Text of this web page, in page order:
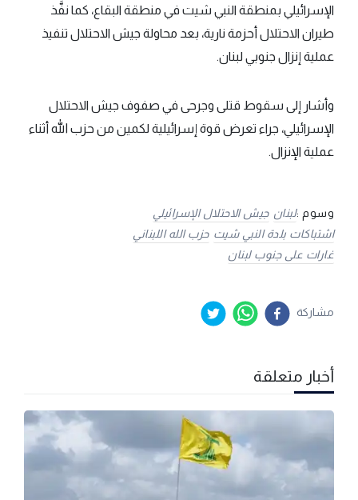
الإسرائيلي بمنطقة النبي شيت في منطقة البقاع، كما نفَّذ
طيران الاحتلال أحزمة نارية، بعد محاولة جيش الاحتلال تنفيذ
عملية إنزال جنوبي لبنان.
وأشار إلى سقوط قتلى وجرحى في صفوف جيش الاحتلال
الإسرائيلي، جراء تعرض قوة إسرائيلية لكمين من حزب الله أثناء
عملية الإنزال.
وسوم :لبنان جيش الاحتلال الإسرائيلي
اشتباكات بلدة النبي شيت حزب الله اللبناني
غارات على جنوب لبنان
مشاركة
أخبار متعلقة